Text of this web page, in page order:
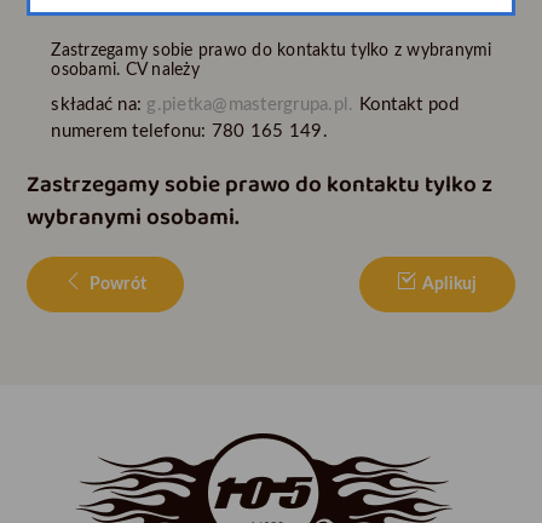
Zastrzegamy sobie prawo do kontaktu tylko z wybranymi
osobami. CV należy
składać na: g.pietka@mastergrupa.pl. Kontakt pod
numerem telefonu: 780 165 149.
Zastrzegamy sobie prawo do kontaktu tylko z
wybranymi osobami.
Powrót Aplikuj